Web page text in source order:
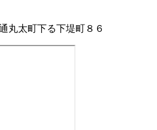
丸太町下る下堤町８６